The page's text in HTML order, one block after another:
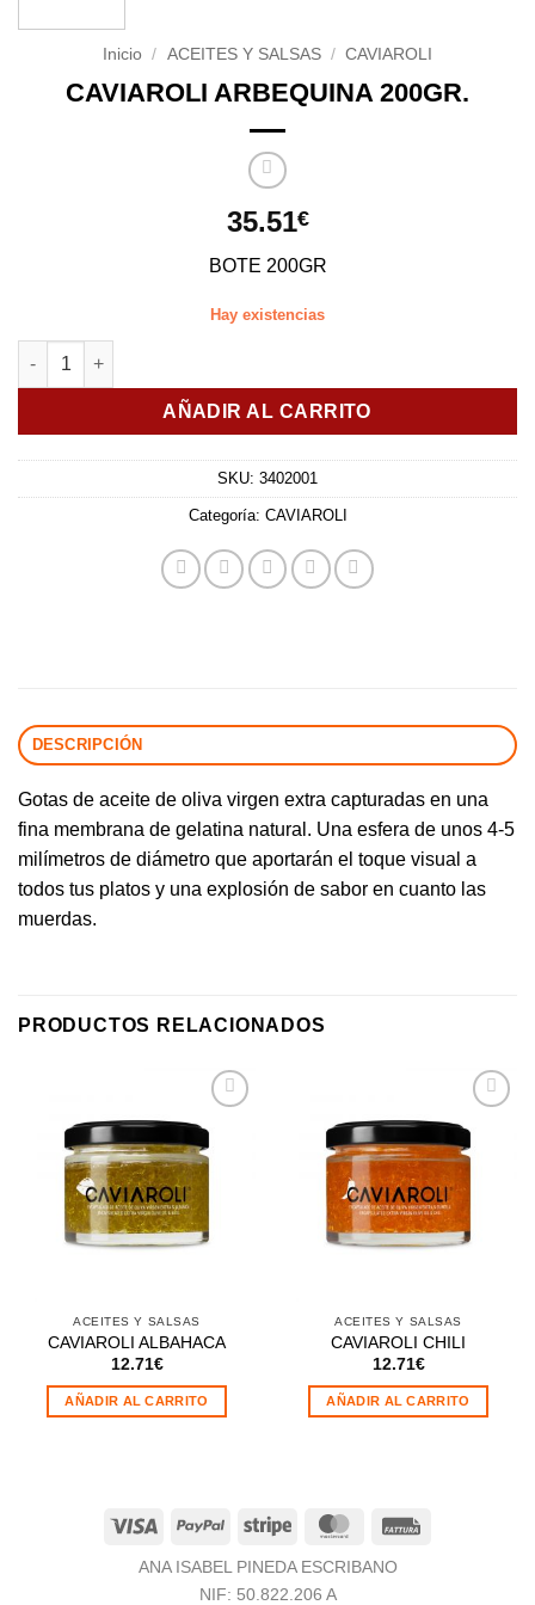
Inicio / ACEITES Y SALSAS / CAVIAROLI
CAVIAROLI ARBEQUINA 200GR.
35.51€
BOTE 200GR
Hay existencias
CAVIAROLI ARBEQUINA 200GR. cantidad
AÑADIR AL CARRITO
SKU: 3402001
Categoría: CAVIAROLI
DESCRIPCIÓN
Gotas de aceite de oliva virgen extra capturadas en una
fina membrana de gelatina natural. Una esfera de unos 4-5
milímetros de diámetro que aportarán el toque visual a
todos tus platos y una explosión de sabor en cuanto las
muerdas.
PRODUCTOS RELACIONADOS
Añadir
lista de
ACEITES Y SALSAS
CAVIAROLI ALBAHACA
12.71€
AÑADIR AL CARRITO
Añadir
lista de
ACEITES Y SALSAS
CAVIAROLI CHILI
12.71€
AÑADIR AL CARRITO
Visa PayPal Stripe MasterCard
ANA ISABEL PINEDA ESCRIBANO
NIF: 50.822.206 A